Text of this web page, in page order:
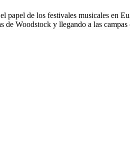
papel de los festivales musicales en
de Woodstock y llegando a las